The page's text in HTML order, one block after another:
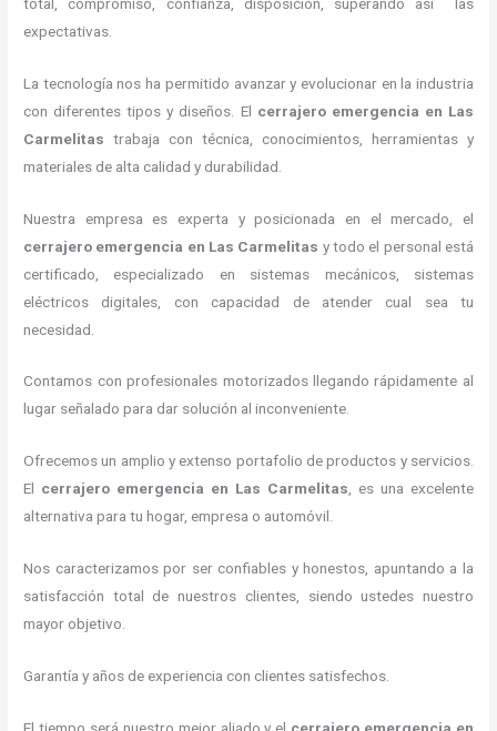
expectativas.
La tecnología nos ha permitido avanzar y evolucionar en la industria
con diferentes tipos y diseños. El cerrajero emergencia en Las
Carmelitas trabaja con técnica, conocimientos, herramientas y
materiales de alta calidad y durabilidad.
Nuestra empresa es experta y posicionada en el mercado, el
cerrajero emergencia en Las Carmelitas y todo el personal está
certificado, especializado en sistemas mecánicos, sistemas
eléctricos digitales, con capacidad de atender cual sea tu
necesidad.
Contamos con profesionales motorizados llegando rápidamente al
lugar señalado para dar solución al inconveniente.
Ofrecemos un amplio y extenso portafolio de productos y servicios.
El cerrajero emergencia en Las Carmelitas, es una excelente
alternativa para tu hogar, empresa o automóvil.
Nos caracterizamos por ser confiables y honestos, apuntando a la
satisfacción total de nuestros clientes, siendo ustedes nuestro
mayor objetivo.
Garantía y años de experiencia con clientes satisfechos.